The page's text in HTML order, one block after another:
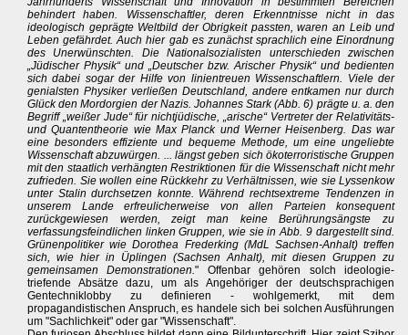
behindert haben. Wissenschaftler, deren Erkenntnisse nicht in das
ideologisch geprägte Weltbild der Obrigkeit passten, waren an Leib und
Leben gefährdet. Auch hier gab es zunächst sprachlich eine Einordnung
des Unerwünschten. Die Nationalsozialisten unterschieden zwischen
„Jüdischer Physik“ und „Deutscher bzw. Arischer Physik“ und bedienten
sich dabei sogar der Hilfe von linientreuen Wissenschaftlern. Viele der
genialsten Physiker verließen Deutschland, andere entkamen nur durch
Glück den Mordorgien der Nazis. Johannes Stark (Abb. 6) prägte u. a. den
Begriff „weißer Jude“ für nichtjüdische, „arische“ Vertreter der Relativitäts-
und Quantentheorie wie Max Planck und Werner Heisenberg. Das war
eine besonders effiziente und bequeme Methode, um eine ungeliebte
Wissenschaft abzuwürgen. ... längst geben sich ökoterroristische Gruppen
mit den staatlich verhängten Restriktionen für die Wissenschaft nicht mehr
zufrieden. Sie wollen eine Rückkehr zu Verhältnissen, wie sie Lyssenkow
unter Stalin durchsetzen konnte. Während rechtsextreme Tendenzen in
unserem Lande erfreulicherweise von allen Parteien konsequent
zurückgewiesen werden, zeigt man keine Berührungsängste zu
verfassungsfeindlichen linken Gruppen, wie sie in Abb. 9 dargestellt sind.
Grünenpolitiker wie Dorothea Frederking (MdL Sachsen-Anhalt) treffen
sich, wie hier in Üplingen (Sachsen Anhalt), mit diesen Gruppen zu
gemeinsamen Demonstrationen." Offenbar gehören solch ideologie-
triefende Absätze dazu, um als Angehöriger der deutschsprachigen
Gentechniklobby zu definieren - wohlgemerkt, mit dem
propagandistischen Anspruch, es handele sich bei solchen Ausführungen
um "Sachlichkeit" oder gar "Wissenschaft".